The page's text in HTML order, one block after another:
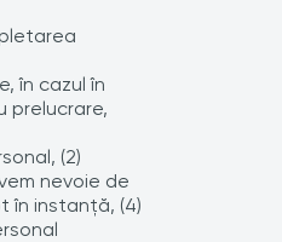
în cazul în
prelucrare,
(2)
nevoie de
în instanţă, (4)